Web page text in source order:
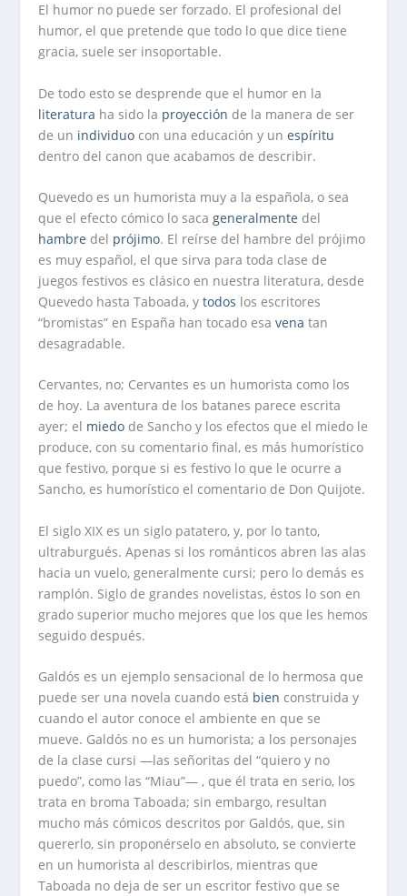
El humor no puede ser forzado. El profesional del
humor, el que pretende que todo lo que dice tiene
gracia, suele ser insoportable.
De todo esto se desprende que el humor en la
literatura ha sido la proyección de la manera de ser
de un individuo con una educación y unespíritu
dentro del canon que acabamos de describir.
Quevedo es un humorista muy a la española, o sea
que el efecto cómico lo sacageneralmente del
hambre del prójimo. El reírse del hambre del prójimo
es muy español, el que sirva para toda clase de
juegos festivos es clásico en nuestra literatura, desde
Quevedo hasta Taboada, ytodos los escritores
“bromistas” en España han tocado esavena tan
desagradable.
Cervantes, no; Cervantes es un humorista como los
de hoy. La aventura de los batanes parece escrita
ayer; el miedo de Sancho y los efectos que el miedo le
produce, con su comentario final, es más humorístico
que festivo, porque si es festivo lo que le ocurre a
Sancho, es humorístico el comentario de Don Quijote.
El siglo XIX es un siglo patatero, y, por lo tanto,
ultraburgués. Apenas si los románticos abren las alas
hacia un vuelo, generalmente cursi; pero lo demás es
ramplón. Siglo de grandes novelistas, éstos lo son en
grado superior mucho mejores que los que les hemos
seguido después.
Galdós es un ejemplo sensacional de lo hermosa que
puede ser una novela cuando está bien construida y
cuando el autor conoce el ambiente en que se
mueve. Galdós no es un humorista; a los personajes
de la clase cursi —las señoritas del “quiero y no
puedo”, como las “Miau”— , que él trata en serio, los
trata en broma Taboada; sin embargo, resultan
mucho más cómicos descritos por Galdós, que, sin
quererlo, sin proponérselo en absoluto, se convierte
en un humorista al describirlos, mientras que
Taboada no deja de ser un escritor festivo que se